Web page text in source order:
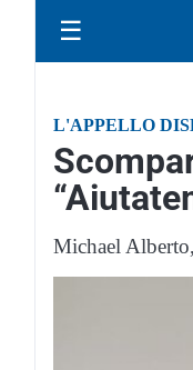
☰
L'APPELLO
Michael